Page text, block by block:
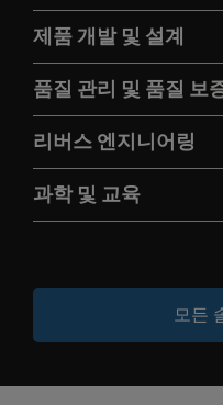
제품 개발 및 설계
품질 관리 및 품질 보
리버스 엔지니어링
과학 및 교육
모든